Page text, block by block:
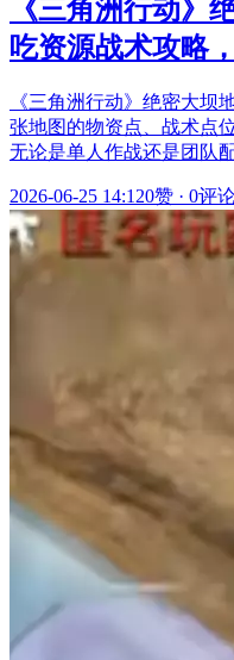
《三角洲行动》
吃资源战术攻略
《三角洲行动》绝密大坝
张地图的物资点、战术点
无论是单人作战还是团队
2026-06-25 14:120赞 · 0评